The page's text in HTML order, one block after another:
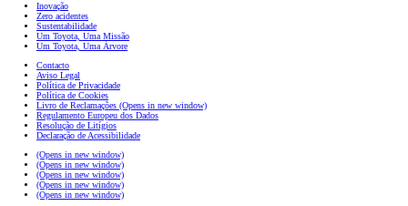
Inovação
Zero acidentes
Sustentabilidade
Um Toyota, Uma Missão
Um Toyota, Uma Árvore
Contacto
Aviso Legal
Política de Privacidade
Política de Cookies
Livro de Reclamações (Opens in new window)
Regulamento Europeu dos Dados
Resolução de Litígios
Declaração de Acessibilidade
(Opens in new window)
(Opens in new window)
(Opens in new window)
(Opens in new window)
(Opens in new window)